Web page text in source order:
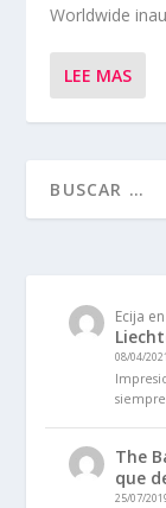
Worldwide
LEE MAS
Ecija en
08/04/2021
siempre
The
que
25/07/